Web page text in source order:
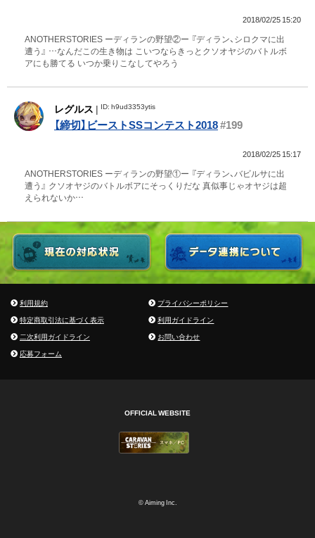
2018/02/25 15:20
ANOTHERSTORIES ーディランの野望②ー 『ディラン、シロクマに出
遭う』 …なんだこの生き物は こいつならきっとクソオヤジのバトルボ
アにも勝てる いつか乗りこなしてやろう
レグルス | ID: h9ud3353ytis
【締切】ビーストSSコンテスト2018#199
2018/02/25 15:17
ANOTHERSTORIES ーディランの野望①ー 『ディラン、バビルサに出
遭う』 クソオヤジのバトルボアにそっくりだな 真似事じゃオヤジは超
えられないか…
利用規約
プライバシーポリシー
特定商取引法に基づく表示
利用ガイドライン
二次利用ガイドライン
お問い合わせ
応募フォーム
OFFICIAL WEBSITE
© Aiming Inc.